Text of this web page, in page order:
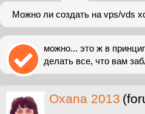
Можно ли создать на vps/vds
можно... это ж в
делать все, что вам
Oxana 2013